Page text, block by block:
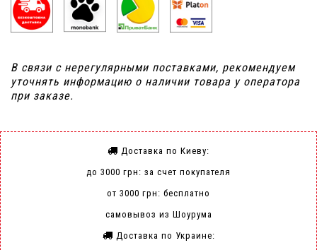
В связи с нерегулярными поставками, рекомендуем
уточнять информацию о наличии товара у оператора
при заказе.
Доставка по Киеву:
до 3000 грн: за счет покупателя
от 3000 грн: бесплатно
самовывоз из Шоурума
Доставка по Украине: